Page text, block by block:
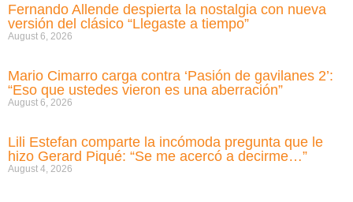
Fernando Allende despierta la nostalgia con nueva
versión del clásico “Llegaste a tiempo”
August 6, 2026
Mario Cimarro carga contra ‘Pasión de gavilanes 2’:
“Eso que ustedes vieron es una aberración”
August 6, 2026
Lili Estefan comparte la incómoda pregunta que le
hizo Gerard Piqué: “Se me acercó a decirme…”
August 4, 2026